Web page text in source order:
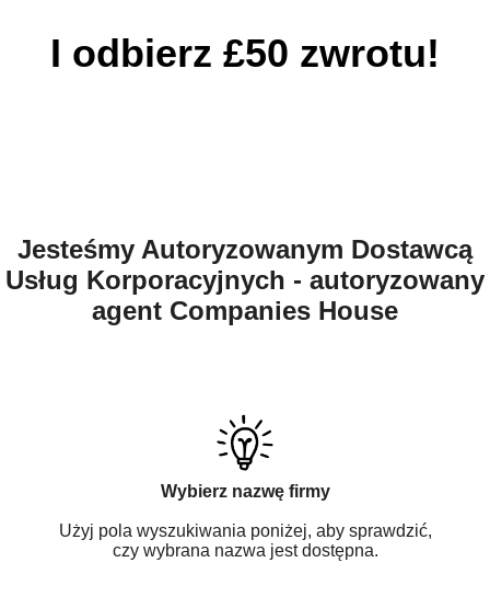
I odbierz £50 zwrotu!
Jesteśmy Autoryzowanym Dostawcą
Usług Korporacyjnych - autoryzowany
agent Companies House
Wybierz nazwę firmy
Użyj pola wyszukiwania poniżej, aby sprawdzić,
czy wybrana nazwa jest dostępna.